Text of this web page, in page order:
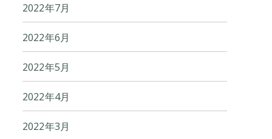
2022年7月
2022年6月
2022年5月
2022年4月
2022年3月